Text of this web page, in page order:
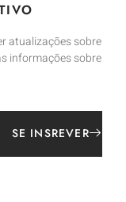
atualizações sobre
informações sobre
SE INSREVER